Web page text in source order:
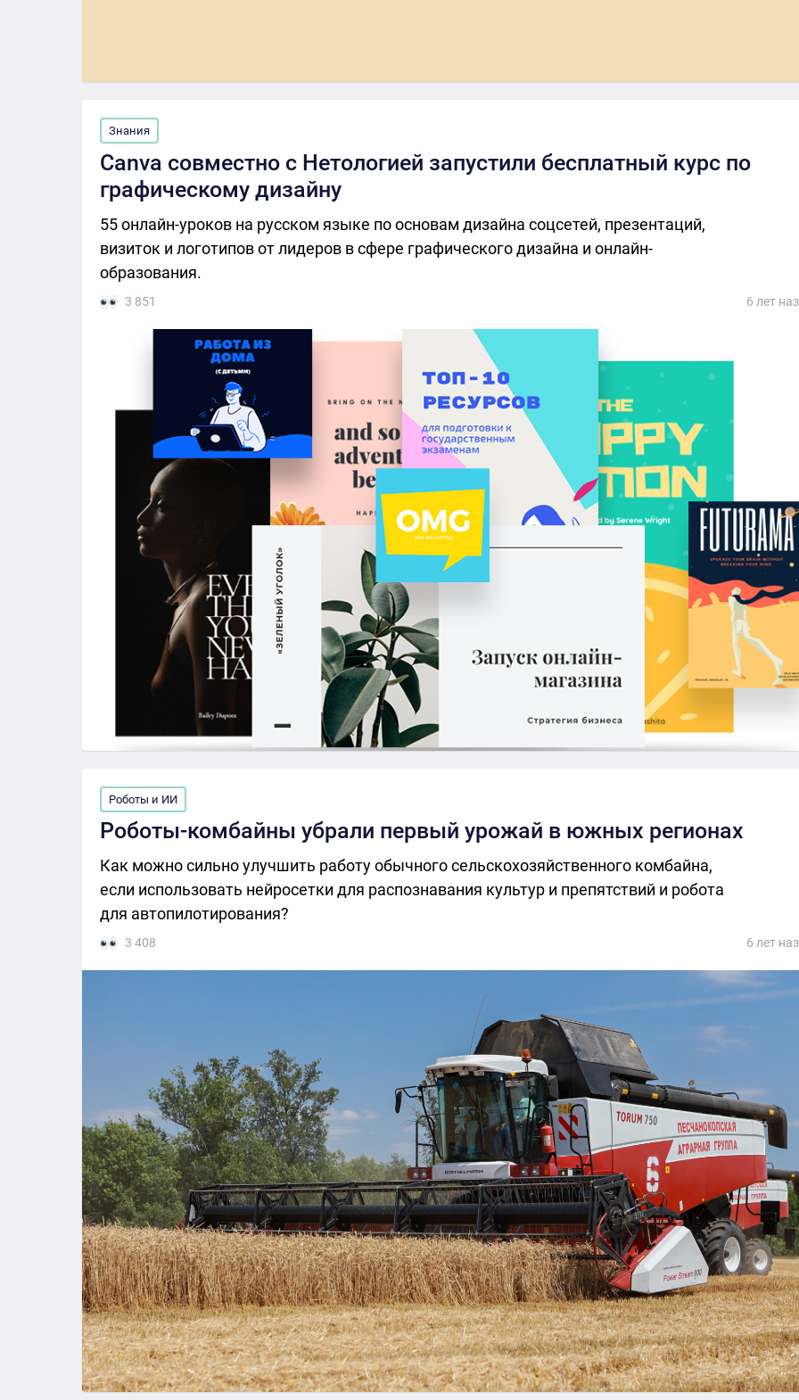
Знания
Canva совместно с Нетологией запустили бесплатный курс по
графическому дизайну
55 онлайн-уроков на русском языке по основам дизайна соцсетей, презентаций,
визиток и логотипов от лидеров в сфере графического дизайна и онлайн-
образования.
3 851 6 лет
Роботы и ИИ
Роботы-комбайны убрали первый урожай в южных регионах
Как можно сильно улучшить работу обычного сельскохозяйственного комбайна,
если использовать нейросетки для распознавания культур и препятствий и робота
для автопилотирования?
3 408 6 лет